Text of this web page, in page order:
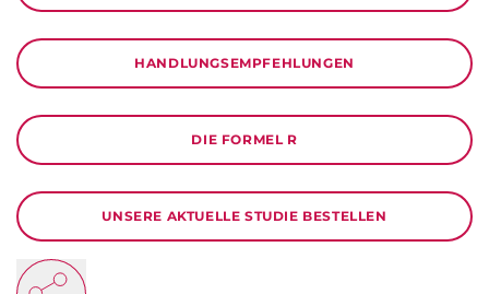
HANDLUNGSEMPFEHLUNGEN
DIE FORMEL R
UNSERE AKTUELLE STUDIE BESTELLEN